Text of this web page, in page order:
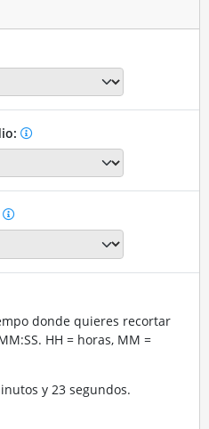
donde quieres recortar
HH = horas, MM =
y 23 segundos.